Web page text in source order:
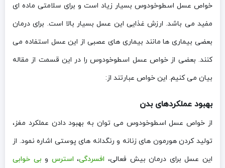
خواص عسل اسطوخودوس بسیار زیاد است و برای سلامتی ماده ای
مفید می باشد. ارزش غذایی این عسل بسیار بالا است. برای درمان
بعضی بیماری ها مانند بیماری های عصبی از این عسل استفاده می
کنند. بعضی از خواص عسل اسطوخودوس را در این قسمت از مقاله
بیان می کنیم. این خواص عبارتند از:
بهبود عملکردهای بدن
از خواص عسل اسطوخودوس می توان به بهبود دادن عملکرد مغز،
تولید کردن هورمون های زنانه و رنگدانه های پوستی اشاره نمود. از
این عسل برای درمان بیش فعالی، افسردگی، استرس و بی خوابی